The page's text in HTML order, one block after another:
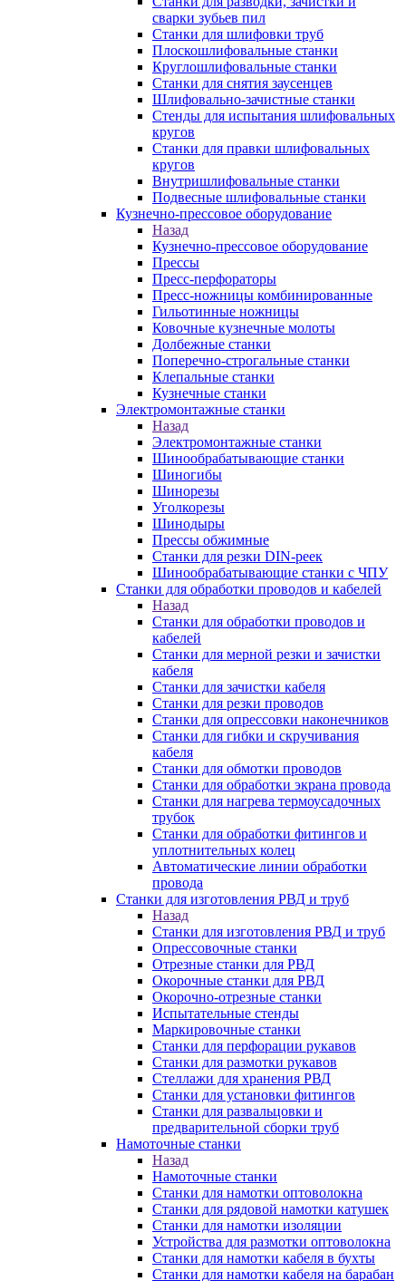
сварки зубьев пил
Станки для шлифовки труб
Плоскошлифовальные станки
Круглошлифовальные станки
Станки для снятия заусенцев
Шлифовально-зачистные станки
Стенды для испытания шлифовальных
кругов
Станки для правки шлифовальных
кругов
Внутришлифовальные станки
Подвесные шлифовальные станки
Кузнечно-прессовое оборудование
Назад
Кузнечно-прессовое оборудование
Прессы
Пресс-перфораторы
Пресс-ножницы комбинированные
Гильотинные ножницы
Ковочные кузнечные молоты
Долбежные станки
Поперечно-строгальные станки
Клепальные станки
Кузнечные станки
Электромонтажные станки
Назад
Электромонтажные станки
Шинообрабатывающие станки
Шиногибы
Шинорезы
Уголкорезы
Шинодыры
Прессы обжимные
Станки для резки DIN-реек
Шинообрабатывающие станки с ЧПУ
Станки для обработки проводов и кабелей
Назад
Станки для обработки проводов и
кабелей
Станки для мерной резки и зачистки
кабеля
Станки для зачистки кабеля
Станки для резки проводов
Станки для опрессовки наконечников
Станки для гибки и скручивания
кабеля
Станки для обмотки проводов
Станки для обработки экрана провода
Станки для нагрева термоусадочных
трубок
Станки для обработки фитингов и
уплотнительных колец
Автоматические линии обработки
провода
Станки для изготовления РВД и труб
Назад
Станки для изготовления РВД и труб
Опрессовочные станки
Отрезные станки для РВД
Окорочные станки для РВД
Окорочно-отрезные станки
Испытательные стенды
Маркировочные станки
Станки для перфорации рукавов
Станки для размотки рукавов
Стеллажи для хранения РВД
Станки для установки фитингов
Станки для развальцовки и
предварительной сборки труб
Намоточные станки
Назад
Намоточные станки
Станки для намотки оптоволокна
Станки для рядовой намотки катушек
Станки для намотки изоляции
Устройства для размотки оптоволокна
Станки для намотки кабеля в бухты
Станки для намотки кабеля на барабан